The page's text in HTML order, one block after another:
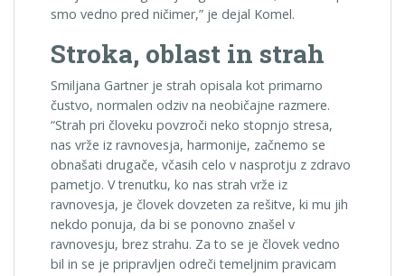
smo vedno pred ničimer,” je dejal Komel.
Stroka, oblast in strah
Smiljana Gartner je strah opisala kot primarno
čustvo, normalen odziv na neobičajne razmere.
“Strah pri človeku povzroči neko stopnjo stresa,
nas vrže iz ravnovesja, harmonije, začnemo se
obnašati drugače, včasih celo v nasprotju z zdravo
pametjo. V trenutku, ko nas strah vrže iz
ravnovesja, je človek dovzeten za rešitve, ki mu jih
nekdo ponuja, da bi se ponovno znašel v
ravnovesju, brez strahu. Za to se je človek vedno
bil in se je pripravljen odreči temeljnim pravicam